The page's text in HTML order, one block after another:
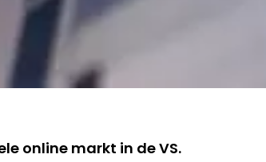
online markt in de VS.